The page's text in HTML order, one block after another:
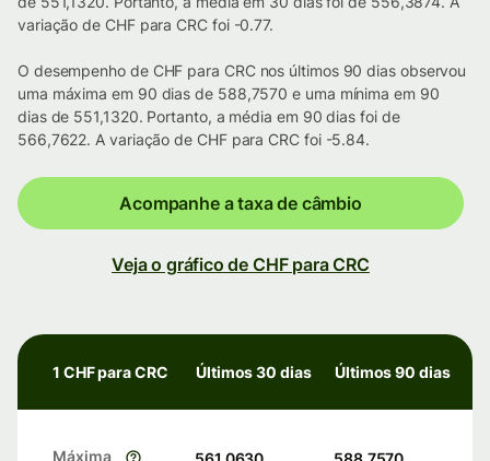
variação de CHF para CRC foi -0.77.
O desempenho de CHF para CRC nos últimos 90 dias observou
uma máxima em 90 dias de 588,7570 e uma mínima em 90
dias de 551,1320. Portanto, a média em 90 dias foi de
566,7622. A variação de CHF para CRC foi -5.84.
Acompanhe a taxa de câmbio
Veja o gráfico de CHF para CRC
1 CHF para CRC Últimos 30 dias Últimos 90 dias
Máxima